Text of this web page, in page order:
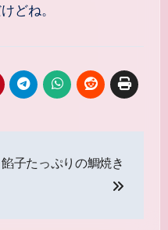
どね。
餡子たっぷりの鯛焼き